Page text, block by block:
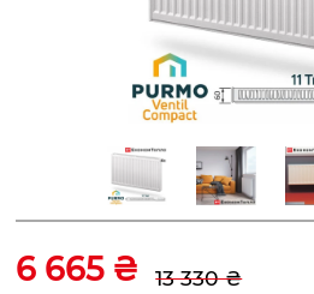
6 665 ₴ 13 330 ₴